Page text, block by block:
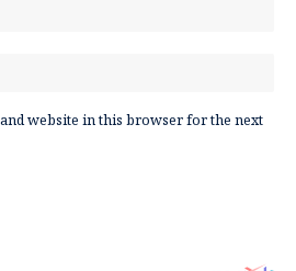
website in this browser for the next